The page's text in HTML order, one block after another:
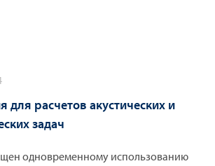
для расчетов акустических и
задач
одновременному использованию